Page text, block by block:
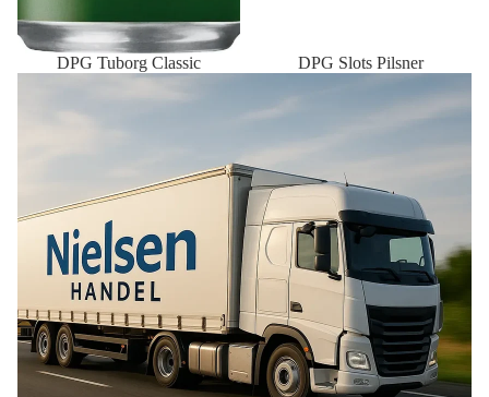
DPG Tuborg Classic DPG Slots Pilsner